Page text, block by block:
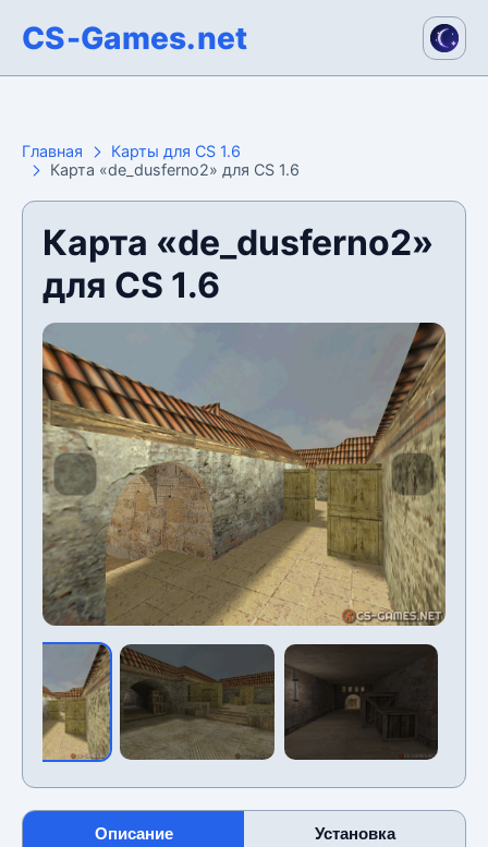
CS-Games.net
Главная
Карты для CS 1.6
Карта «de_dusferno2» для CS 1.6
Карта «de_dusferno2»
для CS 1.6
Описание Установка